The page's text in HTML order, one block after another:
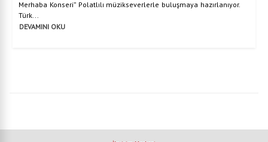
Merhaba Konseri” Polatlılı müzikseverlerle buluşmaya hazırlanıyor.
Türk...
DEVAMINI OKU